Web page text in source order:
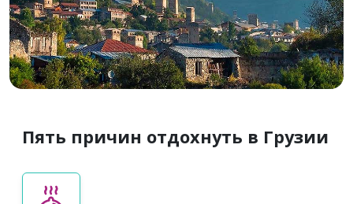
Пять причин отдохнуть в Грузии